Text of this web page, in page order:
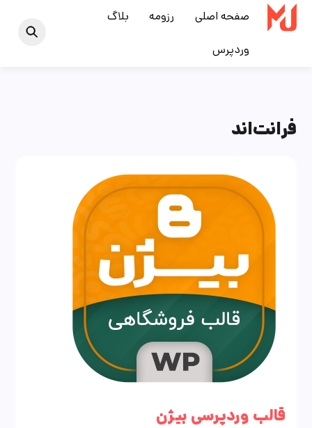
Skip
صفحه اصلی رزومه بلاگ
وردپرس
فرانت‌اند
قالب وردپرسی بیژن